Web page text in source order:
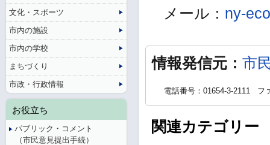
メール： ny-
情報発信元： 市
電話番号：01654-3-2111 フ
関連カテゴリー
文化・スポーツ
市内の施設
市内の学校
まちづくり
市政・行政情報
お役立ち
パブリック・コメント
（市民意見提出手続）